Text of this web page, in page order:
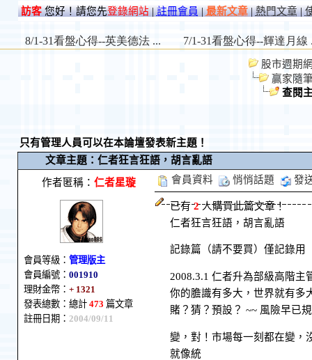
訪客您好！請您先登錄網站|註冊會員|最新文章|熱門文章|
股市週期
贏家隨
查閱
只有管理人員可以在本論壇發表新主題！
文章主題：仁者狂言狂語，胡言亂語
作者匿稱： 仁者星璇
會員等級： 管理版主
會員編號： 001910
理財金幣： + 1321
發表總數：總計 473 篇文章
註冊日期： 2004/09/11
會員資料 悄悄話題 發
已有2人購買此篇文章！
仁者狂言狂語，胡言亂語
記錄篇（請不要買）僅記錄用
2008.3.1 仁者升為部級高階主
你的膽識有多大，世界就有多
賭？猜？預設？ ~~ 風險早已
變，對！市場每一刻都在變，
就像統